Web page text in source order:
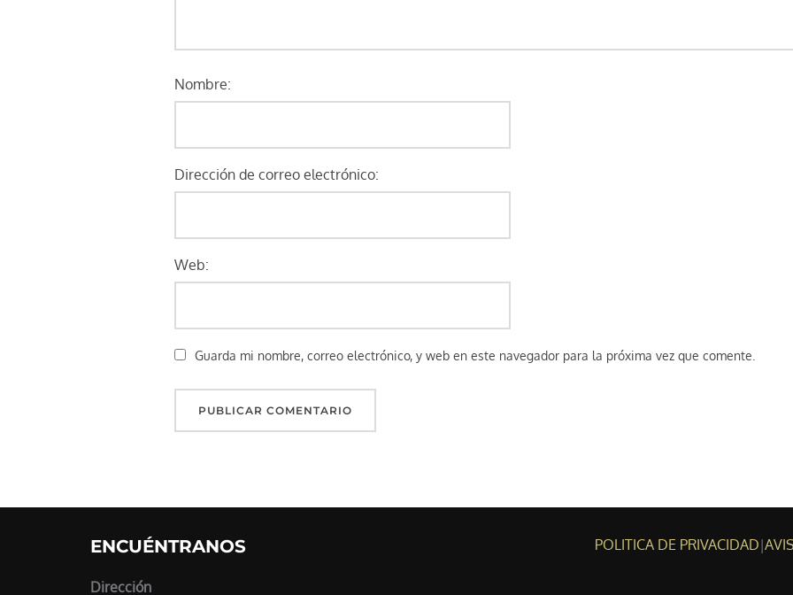
Nombre:
Dirección de correo electrónico:
Web:
Guarda mi nombre, correo electrónico, y web en este navegador para la próxima vez que comente.
ENCUÉNTRANOS
Dirección
POLITICA DE PRIVACIDAD|